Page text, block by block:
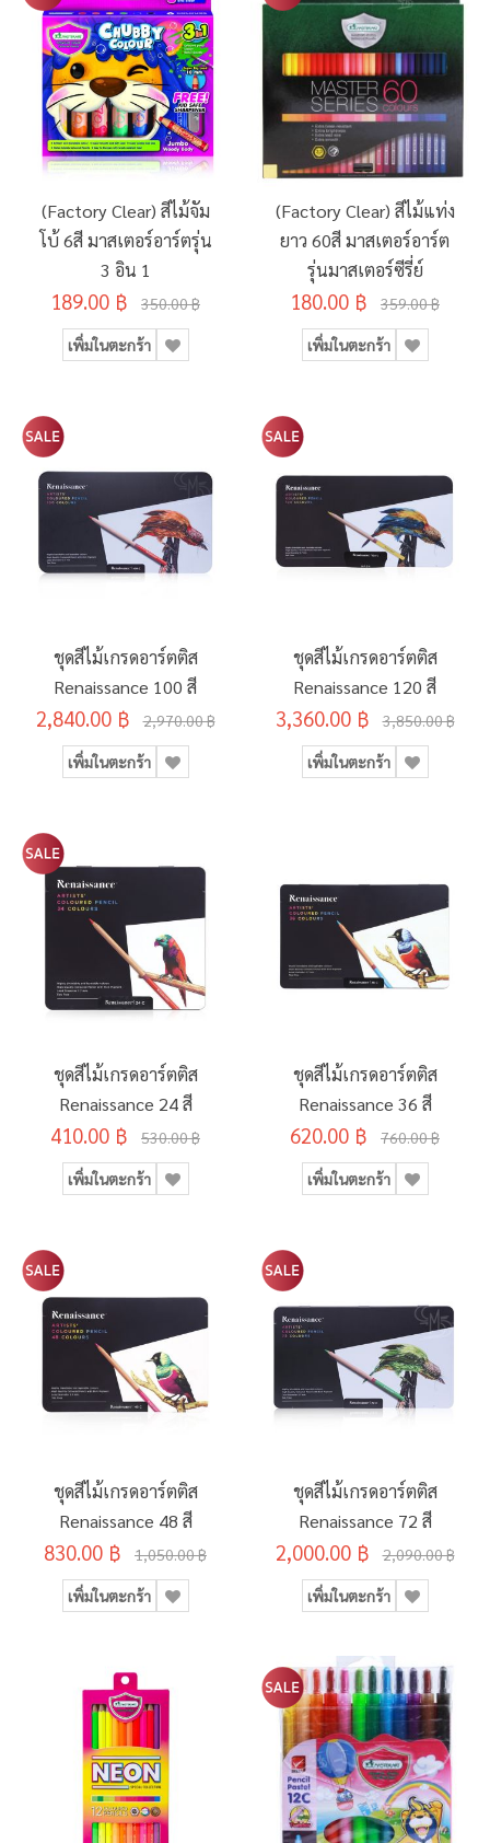
(Factory Clear) สีไม้จัม
โบ้ 6สี มาสเตอร์อาร์ตรุ่น
3 อิน 1
189.00 ฿ 350.00 ฿
เพิ่มในตะกร้า
(Factory Clear) สีไม้แท่ง
ยาว 60สี มาสเตอร์อาร์ต
รุ่นมาสเตอร์ซีรี่ย์
180.00 ฿ 359.00 ฿
เพิ่มในตะกร้า
ชุดสีไม้เกรดอาร์ตติส
Renaissance 100 สี
2,840.00 ฿ 2,970.00 ฿
เพิ่มในตะกร้า
ชุดสีไม้เกรดอาร์ตติส
Renaissance 120 สี
3,360.00 ฿ 3,850.00 ฿
เพิ่มในตะกร้า
ชุดสีไม้เกรดอาร์ตติส
Renaissance 24 สี
410.00 ฿ 530.00 ฿
เพิ่มในตะกร้า
ชุดสีไม้เกรดอาร์ตติส
Renaissance 36 สี
620.00 ฿ 760.00 ฿
เพิ่มในตะกร้า
ชุดสีไม้เกรดอาร์ตติส
Renaissance 48 สี
830.00 ฿ 1,050.00 ฿
เพิ่มในตะกร้า
ชุดสีไม้เกรดอาร์ตติส
Renaissance 72 สี
2,000.00 ฿ 2,090.00 ฿
เพิ่มในตะกร้า